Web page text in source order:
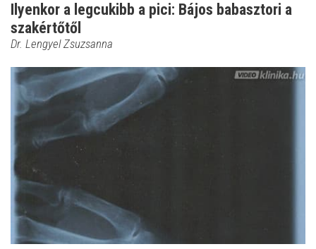
Ilyenkor a legcukibb a pici: Bájos babasztori a
szakértőtől
Dr. Lengyel Zsuzsanna